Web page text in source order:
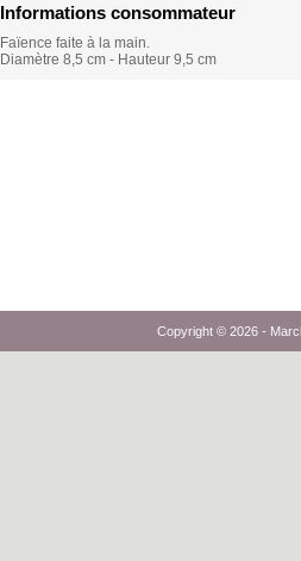
Informations consommateur
Faïence faite à la main.
Diamètre 8,5 cm - Hauteur 9,5 cm
Copyright © 2026 -